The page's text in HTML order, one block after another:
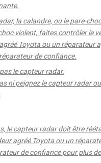
la calandre, ou le pare-
violent, faites contrôler le
Toyota ou un réparateur
de confiance.
le capteur radar.
ni peignez le capteur radar
le capteur radar doit être
agréé Toyota ou un
de confiance pour plus